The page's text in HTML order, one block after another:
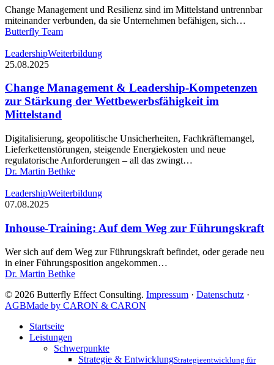
Kompetenz
als
Schlüssel
Wettbewerbsfähigkeit
in
Zeiten
Change Management und Resilienz sind im Mittelstand untrennbar
miteinander verbunden, da sie Unternehmen befähigen, sich…
Butterfly Team
Change
Management
Leadership-
Kompetenzen
zur
Stärkung
Wettbewerbsfähigkeit
im
Mittelstand
LeadershipWeiterbildung
25.08.2025
Change Management & Leadership-Kompetenzen
zur Stärkung der Wettbewerbsfähigkeit im
Mittelstand
Digitalisierung, geopolitische Unsicherheiten, Fachkräftemangel,
Lieferkettenstörungen, steigende Energiekosten und neue
regulatorische Anforderungen – all das zwingt…
Dr. Martin Bethke
Inhouse-
Training:
dem
Weg
zur
Führungskraft
LeadershipWeiterbildung
07.08.2025
Inhouse-Training: Auf dem Weg zur Führungskraft
Wer sich auf dem Weg zur Führungskraft befindet, oder gerade neu
in einer Führungsposition angekommen…
Dr. Martin Bethke
© 2026 Butterfly Effect Consulting. Impressum · Datenschutz ·
AGBMade by CARON & CARON
Close
Menu
Startseite
Leistungen
Schwerpunkte
Strategie & EntwicklungStrategieentwicklung für